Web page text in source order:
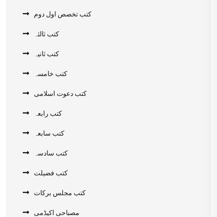
کتب تخصص اول دوم
کتب ثالثہ
کتب ثانیہ
کتب خامسہ
کتب دعوت اسلامی
کتب رابعہ
کتب سابعہ
کتب سادسہ
کتب فضیلت
کتب مجلس برکات
مصباحی اکیڈمی